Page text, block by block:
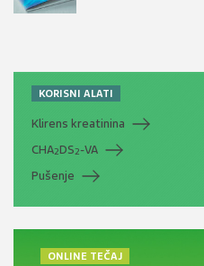
KORISNI ALATI
Klirens kreatinina
CHA2DS2-VA
Pušenje
ONLINE TEČAJ